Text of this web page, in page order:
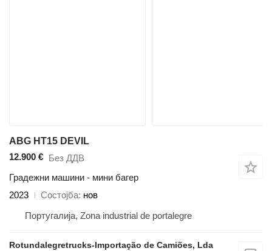
ABG HT15 DEVIL
12.900 € Без ДДВ
Градежни машини - мини багер
2023
Состојба нов
Португалија, Zona industrial de portalegre
Rotundalegretrucks-Importação de Camiões, Lda